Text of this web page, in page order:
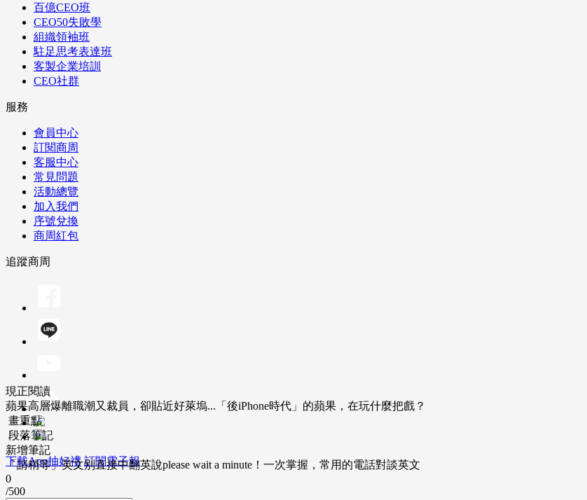
百億CEO班
CEO50失敗學
組織領袖班
駐足思考表達班
客製企業培訓
CEO社群
服務
會員中心
訂閱商周
客服中心
常見問題
活動總覽
加入我們
序號兌換
商周紅包
追蹤商周
下載App抽好禮 訂閱電子報
現正閱讀
蘋果高層爆離職潮又裁員，卻貼近好萊塢...「後iPhone時代」的蘋果，在玩什麼把戲？
畫重點
段落筆記
新增筆記
「請稍等」英文別直接中翻英說please wait a minute！一次掌握，常用的電話對談英文
0
/500